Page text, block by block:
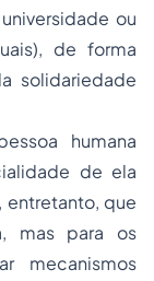
ou
de forma
solidariedade
humana
de ela
entretanto, que
mas para os
mecanismos